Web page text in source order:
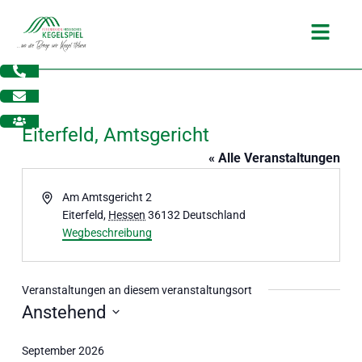
Inhalt
springen
Main
Eiterfeld, Amtsgericht
« Alle Veranstaltungen
AdresseAm Amtsgericht 2
Eiterfeld, Hessen 36132 Deutschland
Wegbeschreibung
Veranstaltungen an diesem veranstaltungsort
Anstehend
wählen.
September 2026